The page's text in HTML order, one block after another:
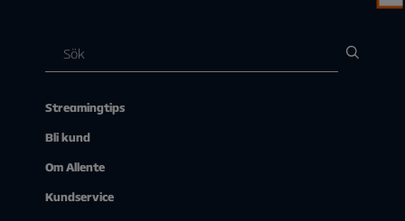
Streamingtips
Bli kund
Om Allente
Kundservice